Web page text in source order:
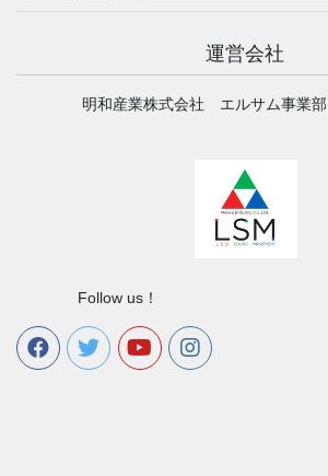
運営会社
明和産業株式会社 エルサム事業部
Follow us！